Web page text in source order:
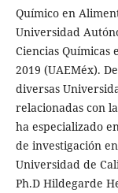
Químico en
Universidad
Ciencias Químicas
2019 (UAEMéx).
diversas
relacionadas con
ha especializado
de investigación
Universidad de
Ph.D Hildegarde